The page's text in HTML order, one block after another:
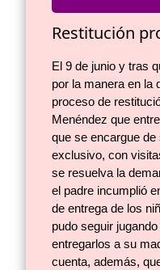
Restitución
El 9 de junio y tras
por la manera en la
proceso de
Menéndez que
que se encargue
exclusivo, con
se resuelva la
el padre incumplió
de entrega de los
pudo seguir
entregarlos a su
cuenta, además,